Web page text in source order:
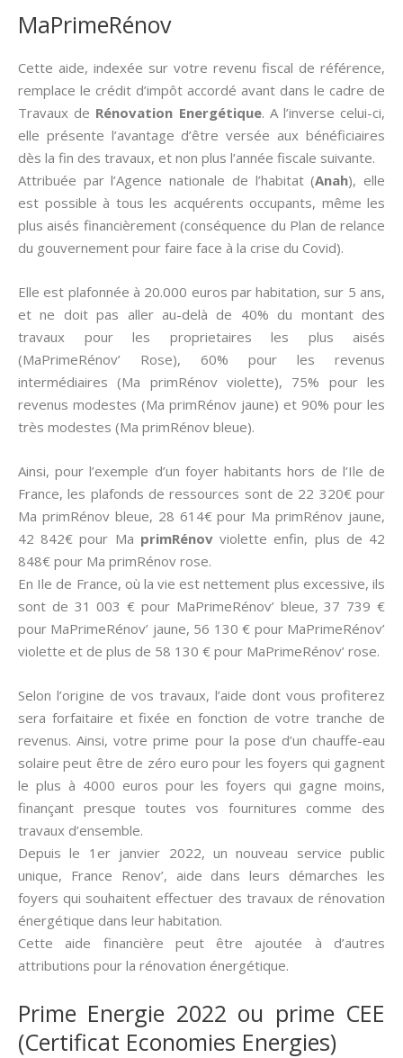
MaPrimeRénov
Cette aide, indexée sur votre revenu fiscal de référence,
remplace le crédit d’impôt accordé avant dans le cadre de
Travaux de Rénovation Energétique. A l’inverse celui-ci,
elle présente l’avantage d’être versée aux bénéficiaires
dès la fin des travaux, et non plus l’année fiscale suivante.
Attribuée par l’Agence nationale de l’habitat (Anah), elle
est possible à tous les acquérents occupants, même les
plus aisés financièrement (conséquence du Plan de relance
du gouvernement pour faire face à la crise du Covid).
Elle est plafonnée à 20.000 euros par habitation, sur 5 ans,
et ne doit pas aller au-delà de 40% du montant des
travaux pour les proprietaires les plus aisés
(MaPrimeRénov’ Rose), 60% pour les revenus
intermédiaires (Ma primRénov violette), 75% pour les
revenus modestes (Ma primRénov jaune) et 90% pour les
très modestes (Ma primRénov bleue).
Ainsi, pour l’exemple d’un foyer habitants hors de l’Ile de
France, les plafonds de ressources sont de 22 320€ pour
Ma primRénov bleue, 28 614€ pour Ma primRénov jaune,
42 842€ pour Ma primRénovviolette enfin, plus de 42
848€ pour Ma primRénov rose.
En Ile de France, où la vie est nettement plus excessive, ils
sont de 31 003 € pour MaPrimeRénov’ bleue, 37 739 €
pour MaPrimeRénov’ jaune, 56 130 € pour MaPrimeRénov’
violette et de plus de 58 130 € pour MaPrimeRénov’ rose.
Selon l’origine de vos travaux, l’aide dont vous profiterez
sera forfaitaire et fixée en fonction de votre tranche de
revenus. Ainsi, votre prime pour la pose d’un chauffe-eau
solaire peut être de zéro euro pour les foyers qui gagnent
le plus à 4000 euros pour les foyers qui gagne moins,
finançant presque toutes vos fournitures comme des
travaux d’ensemble.
Depuis le 1er janvier 2022, un nouveau service public
unique, France Renov’, aide dans leurs démarches les
foyers qui souhaitent effectuer des travaux de rénovation
énergétique dans leur habitation.
Cette aide financière peut être ajoutée à d’autres
attributions pour la rénovation énergétique.
Prime Energie 2022 ou prime CEE
(Certificat Economies Energies)